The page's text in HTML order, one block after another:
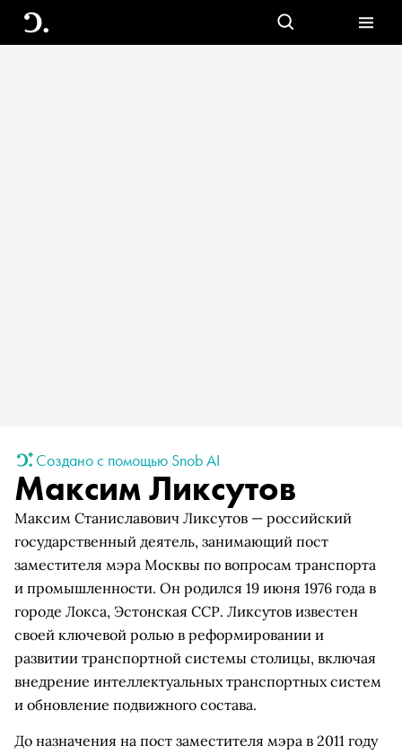
Создано с помощью Snob AI
Максим Ликсутов
Максим Станиславович Ликсутов — российский
государственный деятель, занимающий пост
заместителя мэра Москвы по вопросам транспорта
и промышленности. Он родился 19 июня 1976 года в
городе Локса, Эстонская ССР. Ликсутов известен
своей ключевой ролью в реформировании и
развитии транспортной системы столицы, включая
внедрение интеллектуальных транспортных систем
и обновление подвижного состава.
До назначения на пост заместителя мэра в 2011 году